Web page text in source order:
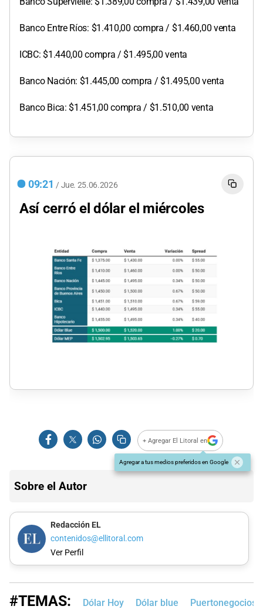
Banco Entre Ríos: $1.410,00 compra / $1.460,00 venta
ICBC: $1.440,00 compra / $1.495,00 venta
Banco Nación: $1.445,00 compra / $1.495,00 venta
Banco Bica: $1.451,00 compra / $1.510,00 venta
09:21 / Jue. 25.06.2026
Así cerró el dólar el miércoles
+ Agregar El Litoral en
Agregar a tus medios preferidos en Google
Sobre el Autor
Redacción EL
contenidos@ellitoral.com
Ver Perfil
#TEMAS: Dólar Hoy Dólar blue Puertonegocios